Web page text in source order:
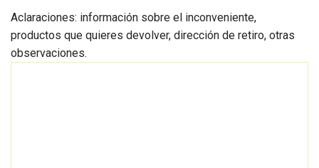
Aclaraciones: información sobre el inconveniente,
productos que quieres devolver, dirección de retiro, otras
observaciones.